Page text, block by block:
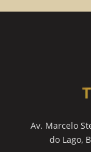
Av. Marcelo
do Lago,